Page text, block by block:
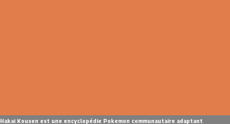
Hakai Kousen est une encyclopédie Pokemon communautaire adaptant